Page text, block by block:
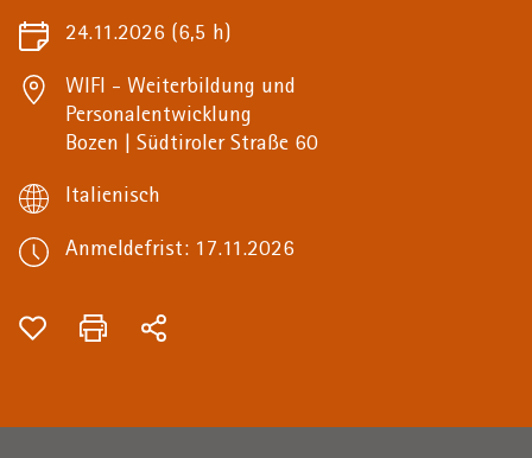
24.11.2026 (6,5 h)
WIFI - Weiterbildung und
Personalentwicklung
Bozen | Südtiroler Straße 60
Italienisch
Anmeldefrist: 17.11.2026